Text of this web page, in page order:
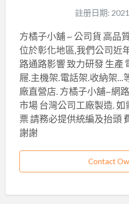
註册日期:
方橘子小舖 ~ 公司貨 高品
位於彰化地區,我們公司近
路通路影響 致力研發 生產
屜.主機架.電話架.收納架...
廠直營店. 方橘子小舖~網
市場 台灣公司工廠製造.
票 請務必提供統編及抬頭
謝謝
Contact